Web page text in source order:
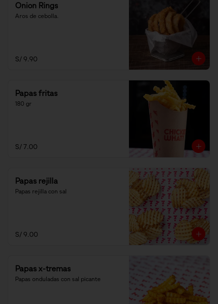
Onion Rings
Aros de cebolla.
S/ 9.90
Papas fritas
180 gr
S/ 7.00
Papas rejilla
Papas rejilla con sal
S/ 9.00
Papas x-tremas
Papas onduladas con sal picante